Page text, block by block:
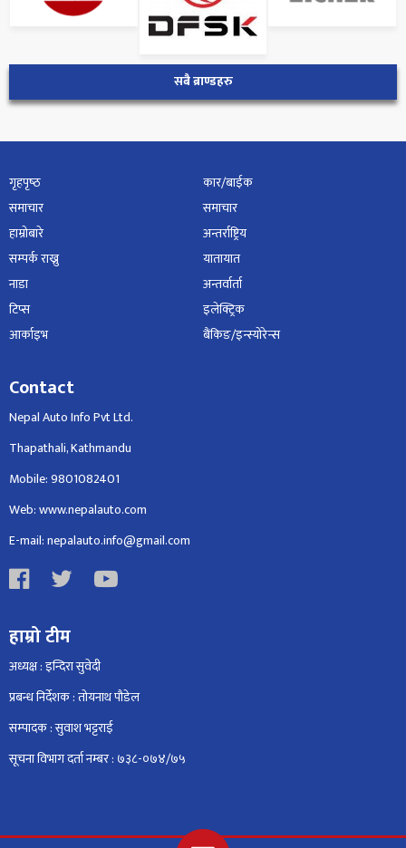
सबै ब्राण्डहरु
गृहपृष्‍ठ
समाचार
हाम्रोबारे
सम्पर्क राख्नु
नाडा
टिप्स
आर्काइभ
कार/बाईक
समाचार
अन्तर्राष्ट्रिय
यातायात
अन्तर्वार्ता
इलेक्ट्रिक
बैंकिङ/इन्स्योरेन्स
Contact
Nepal Auto Info Pvt Ltd.
Thapathali, Kathmandu
Mobile: 9801082401
Web: www.nepalauto.com
E-mail: nepalauto.info@gmail.com
हाम्रो टीम
अध्यक्ष : इन्दिरा सुवेदी
प्रबन्ध निर्देशक : तोयनाथ पौडेल
सम्पादक : सुवाश भट्टराई
सूचना विभाग दर्ता नम्बर : ७३८-०७४/७५